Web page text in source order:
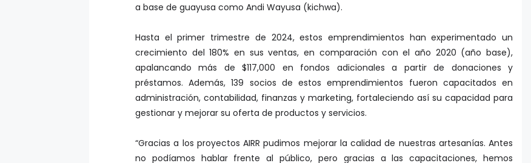
a base de guayusa como Andi Wayusa (kichwa).
Hasta el primer trimestre de 2024, estos emprendimientos han experimentado un
crecimiento del 180% en sus ventas, en comparación con el año 2020 (año base),
apalancando más de $117,000 en fondos adicionales a partir de donaciones y
préstamos. Además, 139 socios de estos emprendimientos fueron capacitados en
administración, contabilidad, finanzas y marketing, fortaleciendo así su capacidad para
gestionar y mejorar su oferta de productos y servicios.
“Gracias a los proyectos AIRR pudimos mejorar la calidad de nuestras artesanías. Antes
no podíamos hablar frente al público, pero gracias a las capacitaciones, hemos